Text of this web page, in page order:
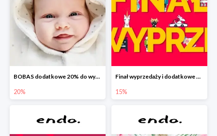
BOBAS dodatkowe 20% do wyprzedaży
20%
Finał wyprzedaży i dodatkowe 15%
15%